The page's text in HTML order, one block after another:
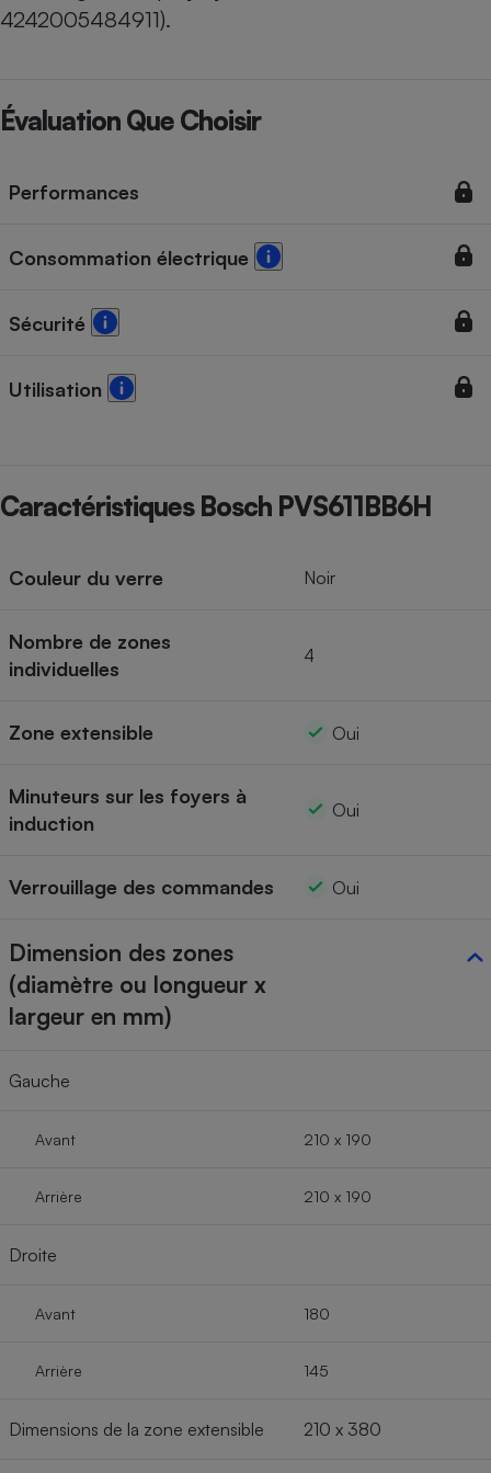
4242005484911).
Évaluation Que Choisir
Performances
Consommation électrique
Sécurité
Utilisation
Caractéristiques Bosch PVS611BB6H
Couleur du verre Noir
Nombre de zones
individuelles
4
Zone extensible Oui
Minuteurs sur les foyers à
induction
Oui
Verrouillage des commandes Oui
Dimension des zones
(diamètre ou longueur x
largeur en mm)
Gauche
Avant 210 x 190
Arrière 210 x 190
Droite
Avant 180
Arrière 145
Dimensions de la zone extensible 210 x 380